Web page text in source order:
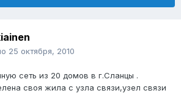
25 октября, 2010
сеть из 20 домов в г.Сланцы .
своя жила с узла связи,узел связи